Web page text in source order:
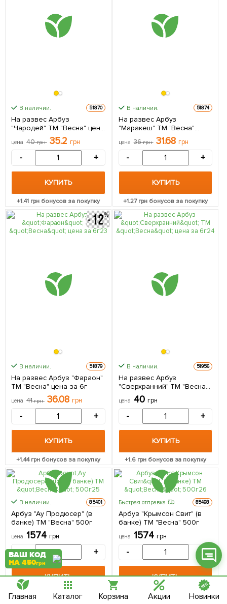
В наличии. 51870
На развес Арбуз
"Чародей" ТМ "Весна" цена
цена 40грн 35.2 грн
- +
КУПИТЬ
+1.41 грн бонусов за покупку
В наличии. 51874
На развес Арбуз
"Маракеш" ТМ "Весна"
цена 36грн 31.68 грн
- +
КУПИТЬ
+1.27грн бонусов за покупку
В наличии. 51879
На развес Арбуз "Фараон"
ТМ "Весна" цена за 6г
цена 41грн 36.08 грн
- +
КУПИТЬ
+1.44грн бонусов за покупку
В наличии. 51956
На развес Арбуз
"Сверхранний" ТМ "Весна"
цена за 6г
цена 40 грн
- +
КУПИТЬ
+1.6грн бонусов за покупку
В наличии. 85401
Арбуз "Ау Продюсер" (в
банке) ТМ "Весна" 500г
цена 1574 грн
- +
КУПИТЬ
+62.96грн бонусов за покупку
Быстрая отправка 85498
Арбуз "Крымсон Свит" (в
банке) ТМ "Весна" 500г
цена 1574 грн
- +
КУПИТЬ
+62.96 грн бонусов за покупку
Телеграм
Вайбер
Інстаграм
Онлайн чат
ВАШ КОД
НА 450грн
Главная Каталог Корзина Акции Новинки